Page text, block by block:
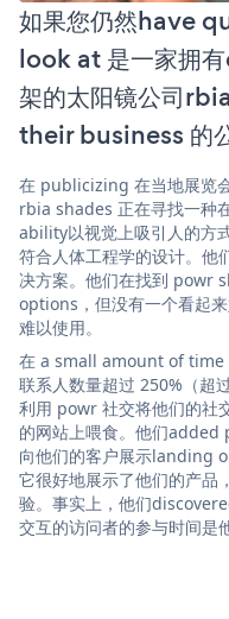
如果您仍然have
look at 是一家拥
架的太阳镜公司
their business 的公
在 publicizing 在当地展览
rbia shades 正在寻找一种
ability以视觉上吸引人的方
符合人体工程学的设计。
决方案。他们在找到 powr
options，但没有一个看起
难以使用。
在 a small amount of time
联系人数量超过 250%（超
利用 powr 社交将他们的社
的网站上喂食。他们
向他们的客户展示landing
它很好地展示了他们的产品
验。事实上，他们
交互的访问者的参与时间是